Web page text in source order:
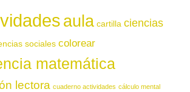
aula cartilla ciencias
sociales colorear
matemática
lectora cuaderno actividades cálculo mental